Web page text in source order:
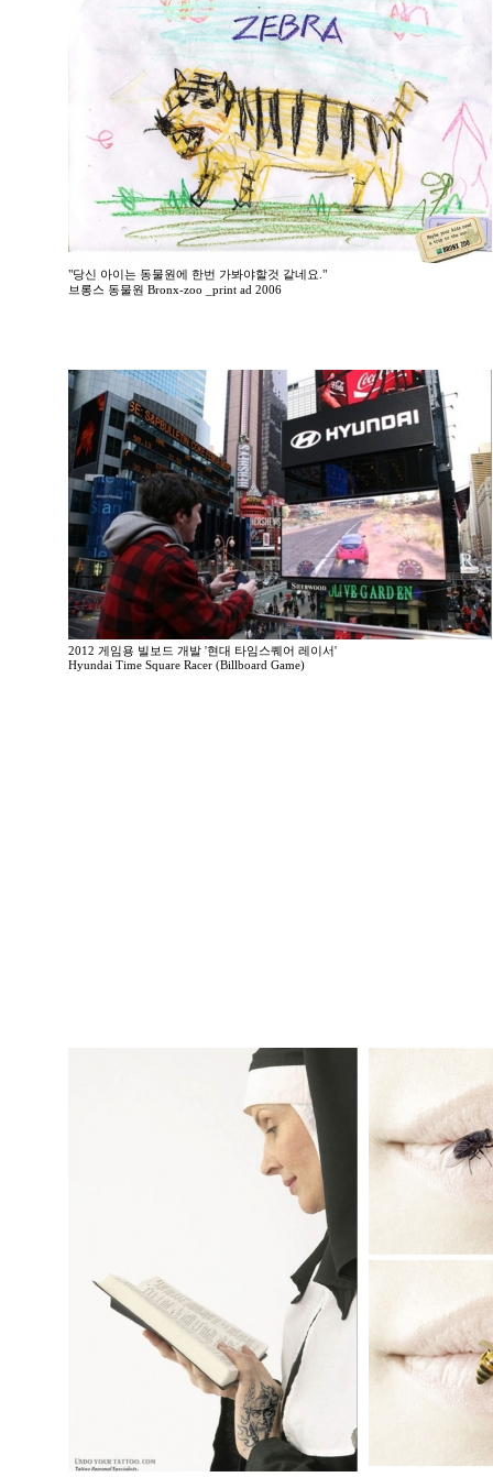
"당신 아이는 동물원에 한번 가봐야할것 같네요."
브롱스 동물원 Bronx-zoo _print ad 2006
2012 게임용 빌보드 개발 '현대 타임스퀘어 레이서'
Hyundai Time Square Racer (Billboard Game)